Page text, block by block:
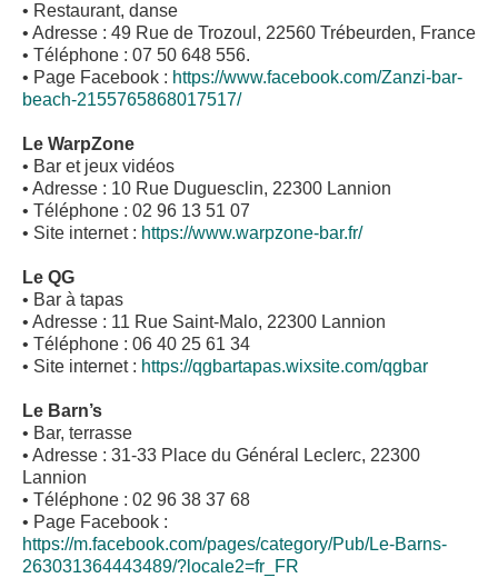
• Restaurant, danse
• Adresse : 49 Rue de Trozoul, 22560 Trébeurden, France
• Téléphone : 07 50 648 556.
• Page Facebook : https://www.facebook.com/Zanzi-bar-
beach-2155765868017517/
Le WarpZone
• Bar et jeux vidéos
• Adresse : 10 Rue Duguesclin, 22300 Lannion
• Téléphone : 02 96 13 51 07
• Site internet : https://www.warpzone-bar.fr/
Le QG
• Bar à tapas
• Adresse : 11 Rue Saint-Malo, 22300 Lannion
• Téléphone : 06 40 25 61 34
• Site internet : https://qgbartapas.wixsite.com/qgbar
Le Barn’s
• Bar, terrasse
• Adresse : 31-33 Place du Général Leclerc, 22300
Lannion
• Téléphone : 02 96 38 37 68
• Page Facebook :
https://m.facebook.com/pages/category/Pub/Le-Barns-
263031364443489/?locale2=fr_FR